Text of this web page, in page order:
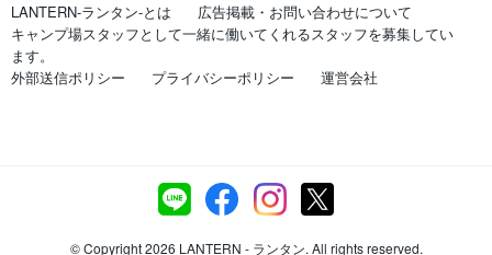
LANTERN-ランタン-とは
広告掲載・お問い合わせについて
キャンプ場スタッフとして一緒に働いてくれるスタッフを募集してい
ます。
外部送信ポリシー
プライバシーポリシー 運営会社
© Copyright 2026 LANTERN - ランタン. All rights reserved.